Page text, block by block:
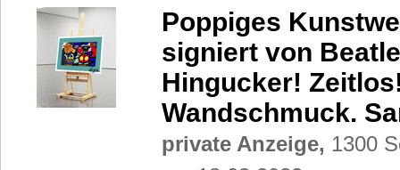
Poppiges
signiert von
Hingucker!
Wandschmuck.
private Anzeige, 1300